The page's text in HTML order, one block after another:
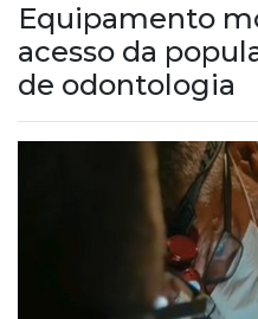
Equipamento
acesso da
de odontologia